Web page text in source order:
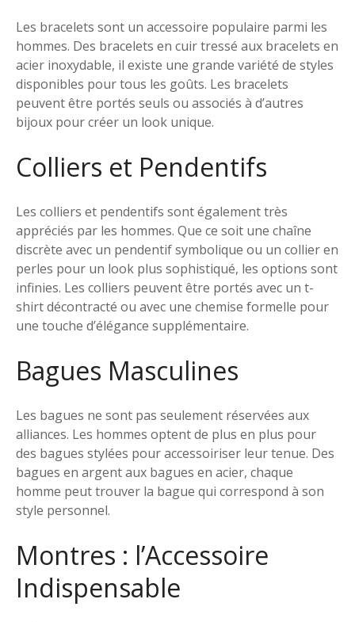
Les bracelets sont un accessoire populaire parmi les
hommes. Des bracelets en cuir tressé aux bracelets en
acier inoxydable, il existe une grande variété de styles
disponibles pour tous les goûts. Les bracelets
peuvent être portés seuls ou associés à d’autres
bijoux pour créer un look unique.
Colliers et Pendentifs
Les colliers et pendentifs sont également très
appréciés par les hommes. Que ce soit une chaîne
discrète avec un pendentif symbolique ou un collier en
perles pour un look plus sophistiqué, les options sont
infinies. Les colliers peuvent être portés avec un t-
shirt décontracté ou avec une chemise formelle pour
une touche d’élégance supplémentaire.
Bagues Masculines
Les bagues ne sont pas seulement réservées aux
alliances. Les hommes optent de plus en plus pour
des bagues stylées pour accessoiriser leur tenue. Des
bagues en argent aux bagues en acier, chaque
homme peut trouver la bague qui correspond à son
style personnel.
Montres : l’Accessoire
Indispensable